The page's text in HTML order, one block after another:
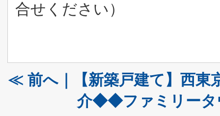
合せください）
≪ 前へ｜【新築戸建て】西東
介◆◆ファミリー